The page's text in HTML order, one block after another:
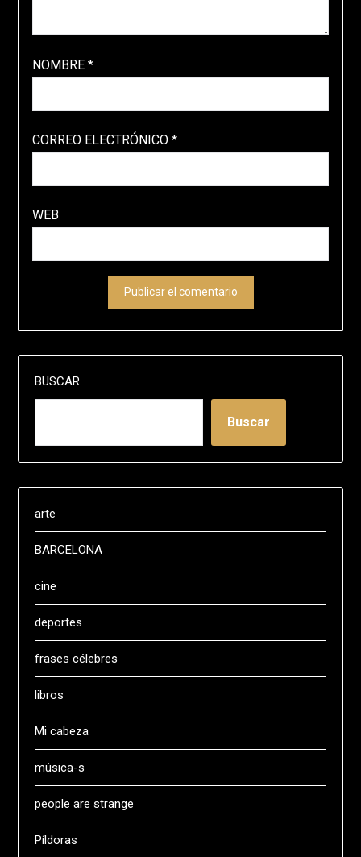
NOMBRE *
CORREO ELECTRÓNICO *
WEB
BUSCAR
Buscar
arte
BARCELONA
cine
deportes
frases célebres
libros
Mi cabeza
música-s
people are strange
Píldoras